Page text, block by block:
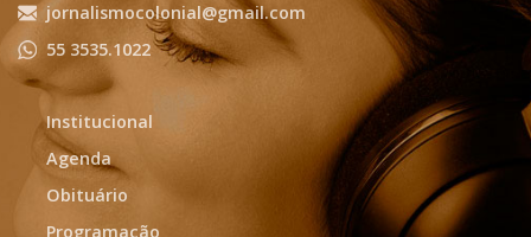
jornalismocolonial@gmail.com
55 3535.1022
Institucional
Agenda
Obituário
Programação